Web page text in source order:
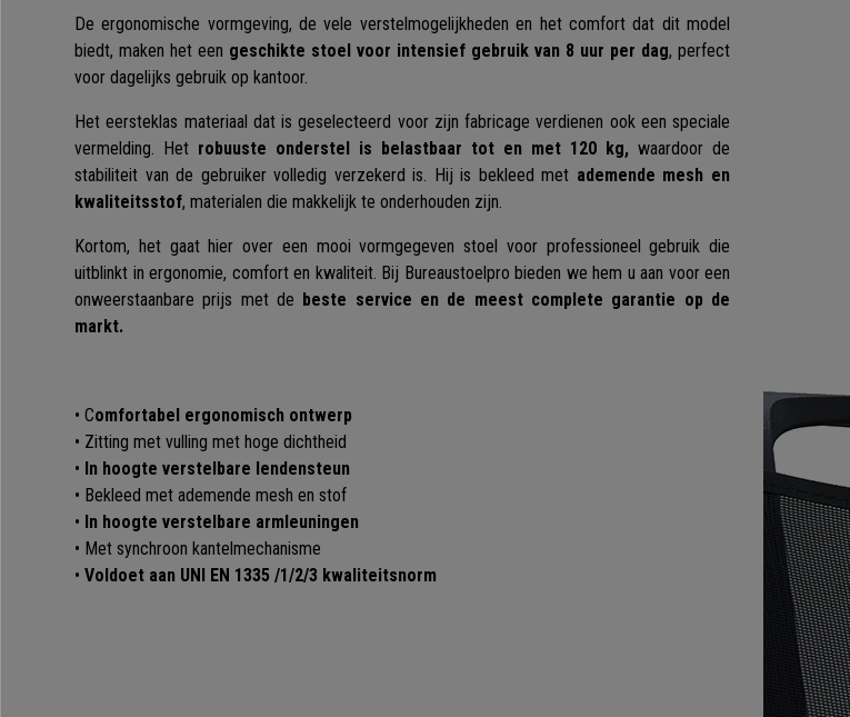
De ergonomische vormgeving, de vele verstelmogelijkheden en het comfort dat dit model
biedt, maken het een geschikte stoel voor intensief gebruik van 8 uur per dag, perfect
voor dagelijks gebruik op kantoor.
Het eersteklas materiaal dat is geselecteerd voor zijn fabricage verdienen ook een speciale
vermelding. Het robuuste onderstel is belastbaar tot en met 120 kg, waardoor de
stabiliteit van de gebruiker volledig verzekerd is. Hij is bekleed met ademende mesh en
kwaliteitsstof, materialen die makkelijk te onderhouden zijn.
Kortom, het gaat hier over een mooi vormgegeven stoel voor professioneel gebruik die
uitblinkt in ergonomie, comfort en kwaliteit. Bij Bureaustoelpro bieden we hem u aan voor een
onweerstaanbare prijs met de beste service en de meest complete garantie op de
markt.
• Comfortabel ergonomisch ontwerp
• Zitting met vulling met hoge dichtheid
• In hoogte verstelbare lendensteun
• Bekleed met ademende mesh en stof
• In hoogte verstelbare armleuningen
• Met synchroon kantelmechanisme
• Voldoet aan UNI EN 1335 /1/2/3 kwaliteitsnorm